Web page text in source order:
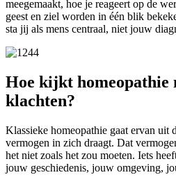
meegemaakt, hoe je reageert op de
geest en ziel worden in één blik
sta jij als mens centraal, niet jouw
Hoe kijkt homeopathie
klachten?
Klassieke homeopathie gaat ervan uit
vermogen in zich draagt. Dat
het niet zoals het zou moeten. Iets
jouw geschiedenis, jouw omgeving,